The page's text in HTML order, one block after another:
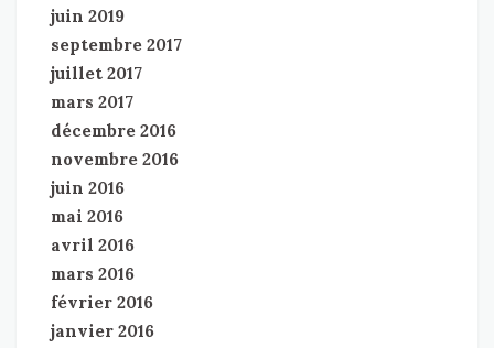
juin 2019
septembre 2017
juillet 2017
mars 2017
décembre 2016
novembre 2016
juin 2016
mai 2016
avril 2016
mars 2016
février 2016
janvier 2016